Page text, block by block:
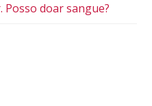
Posso doar sangue?